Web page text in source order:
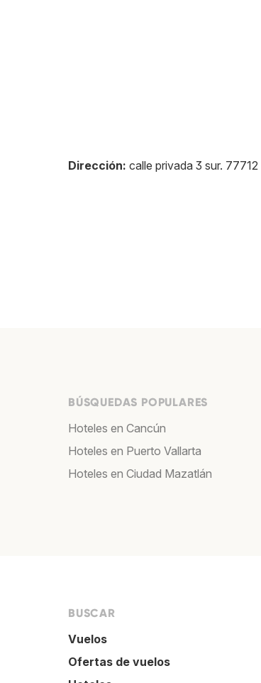
Dirección: calle privada 3 sur. 77712
BÚSQUEDAS POPULARES
Hoteles en Cancún
Hoteles en Puerto Vallarta
Hoteles en Ciudad Mazatlán
BUSCAR
Vuelos
Ofertas de vuelos